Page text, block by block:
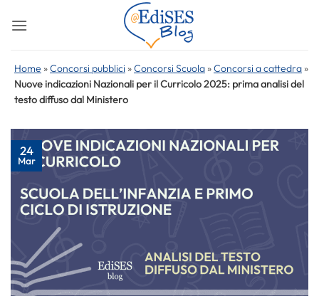
Home »Concorsi pubblici »Concorsi Scuola »Concorsi a cattedra »
Nuove indicazioni Nazionali per il Curricolo 2025: prima analisi del
testo diffuso dal Ministero
24
Mar